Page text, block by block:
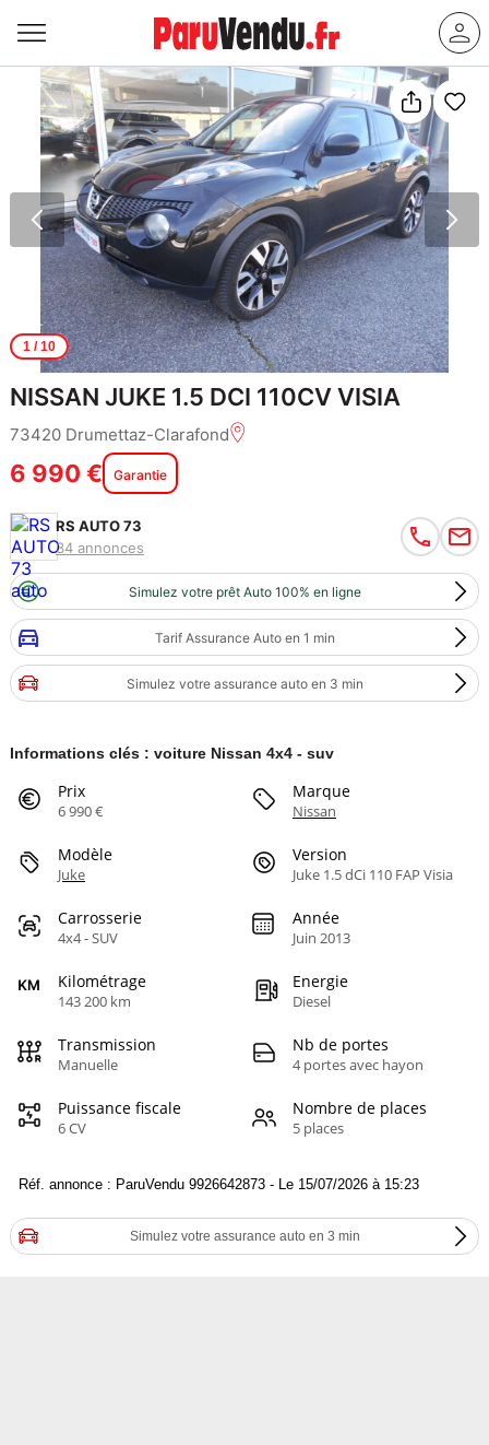
1/ 10
NISSAN JUKE 1.5 DCI 110CV VISIA
73420 Drumettaz-Clarafond
6 990 € Garantie
RS AUTO 73
34 annonces
Simulez votre prêt Auto 100% en ligne
Tarif Assurance Auto en 1 min
Simulez votre assurance auto en 3 min
Informations clés : voiture Nissan 4x4 - suv
Prix
6 990 €
Marque
Nissan
Modèle
Juke
Version
Juke 1.5 dCi 110 FAP Visia
Carrosserie
4x4 - SUV
Année
Juin 2013
Kilométrage
143 200 km
Energie
Diesel
Transmission
Manuelle
Nb de portes
4 portes avec hayon
Puissance fiscale
6 CV
Nombre de places
5 places
Réf. annonce : ParuVendu 9926642873 - Le 15/07/2026 à 15:23
Simulez votre assurance auto en 3 min